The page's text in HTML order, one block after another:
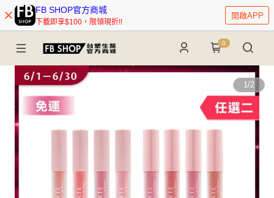
FB SHOP官方商城
下載即享$100，限領現折!!
開啟APP
0
1/2